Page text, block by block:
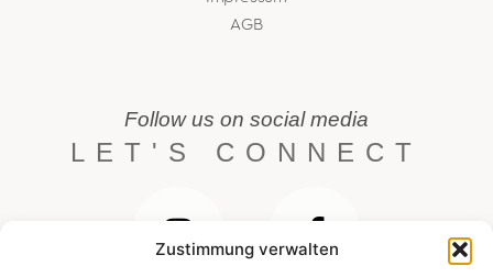
Zustimmung verwalten
AGB
Follow us on social media
LET'S CONNECT